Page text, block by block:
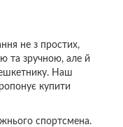
не з простих,
та зручною, але й
Наш
купити
спортсмена.